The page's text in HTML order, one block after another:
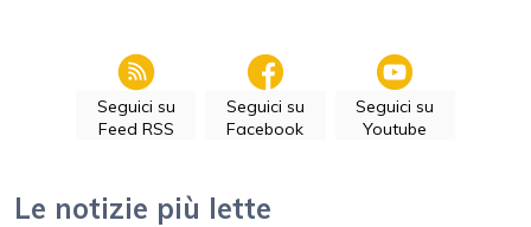
Seguici su
Feed RSS
Seguici su
Facebook
Seguici su
Youtube
Le notizie più lette